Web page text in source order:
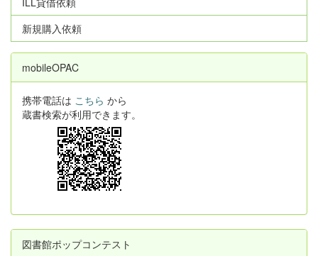
新規購入依頼
mobileOPAC
携帯電話は こちら から
蔵書検索が利用できます。
図書館ポップコンテスト